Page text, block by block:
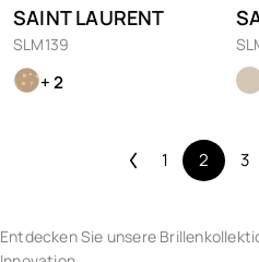
SAINT LAURENT
SLM139
+ 2
1 2 3
Entdecken Sie unsere